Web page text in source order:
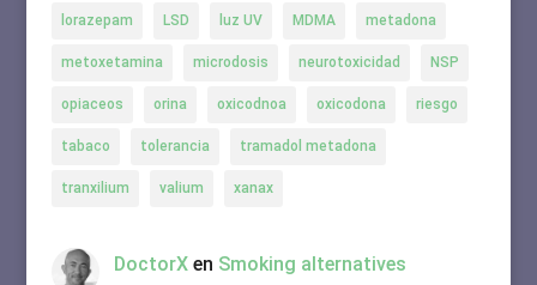
lorazepam LSD luz UV MDMA metadona
metoxetamina microdosis neurotoxicidad NSP
opiaceos orina oxicodnoa oxicodona riesgo
tabaco tolerancia tramadol metadona
tranxilium valium xanax
DoctorXen Smoking alternatives